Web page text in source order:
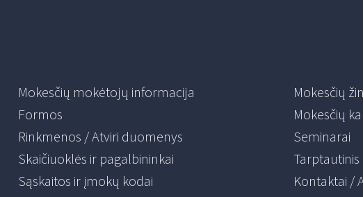
Mokesčių mokėtojų informacija
Formos
Rinkmenos / Atviri duomenys
Skaičiuoklės ir pagalbininkai
Sąskaitos ir įmokų kodai
Mokesčių
Mokesčių
Seminarai
Kontaktai /